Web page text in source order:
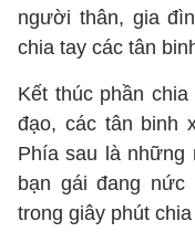
người thân, gia
chia tay các tân
Kết thúc phần
đạo, các tân binh
Phía sau là
bạn gái đang
trong giây phút chia